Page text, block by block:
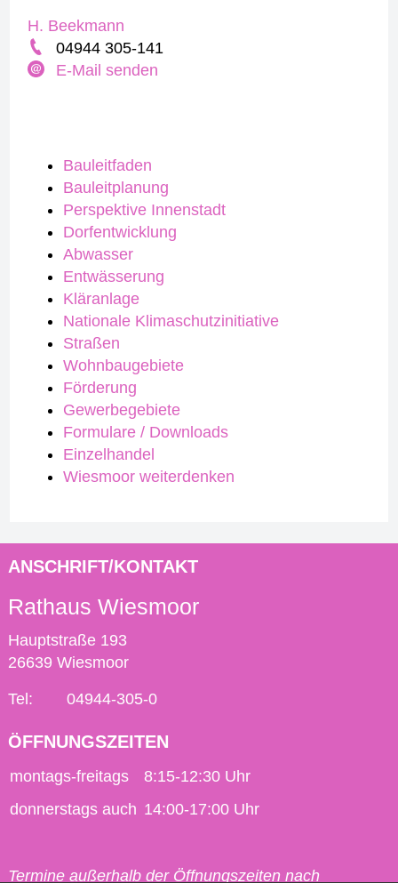
Bauleitfaden
Bauleitplanung
Perspektive Innenstadt
Dorfentwicklung
Abwasser
Entwässerung
Kläranlage
Nationale Klimaschutzinitiative
Straßen
Wohnbaugebiete
Förderung
Gewerbegebiete
Formulare / Downloads
Einzelhandel
Wiesmoor weiterdenken
H. Beekmann
04944 305-141
E-Mail senden
ANSCHRIFT/KONTAKT
Rathaus Wiesmoor
Hauptstraße 193
26639 Wiesmoor
Tel: 04944-305-0
ÖFFNUNGSZEITEN
montags-freitags
8:15-12:30 Uhr
donnerstags auch 14:00-17:00 Uhr
Termine außerhalb der Öffnungszeiten nach